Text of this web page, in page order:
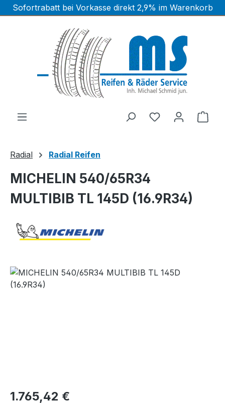
Zum Hauptinhalt springen
Sofortrabatt bei Vorkasse direkt 2,9% im Warenkorb
Radial Radial Reifen
MICHELIN 540/65R34
MULTIBIB TL 145D (16.9R34)
Bildergalerie überspringen
Regulärer Preis:
1.765,42 €